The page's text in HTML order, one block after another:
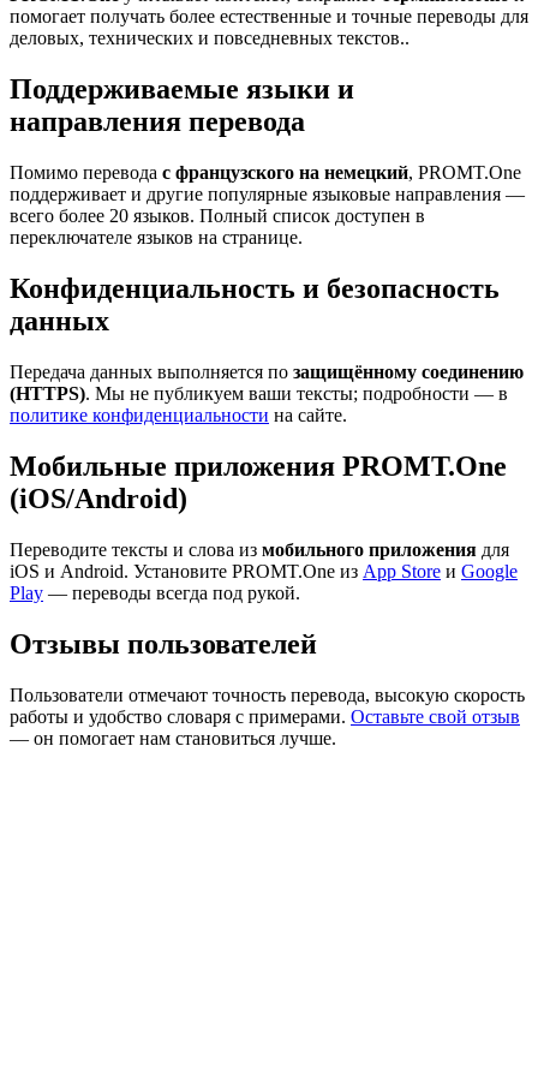
помогает получать более естественные и точные переводы для
деловых, технических и повседневных текстов..
Поддерживаемые языки и
направления перевода
Помимо перевода с французского на немецкий, PROMT.One
поддерживает и другие популярные языковые направления —
всего более 20 языков. Полный список доступен в
переключателе языков на странице.
Конфиденциальность и безопасность
данных
Передача данных выполняется по защищённому соединению
(HTTPS). Мы не публикуем ваши тексты; подробности — в
политике конфиденциальности на сайте.
Мобильные приложения PROMT.One
(iOS/Android)
Переводите тексты и слова из мобильного приложения для
iOS и Android. Установите PROMT.One из App Store и Google
Play — переводы всегда под рукой.
Отзывы пользователей
Пользователи отмечают точность перевода, высокую скорость
работы и удобство словаря с примерами. Оставьте свой отзыв
— он помогает нам становиться лучше.